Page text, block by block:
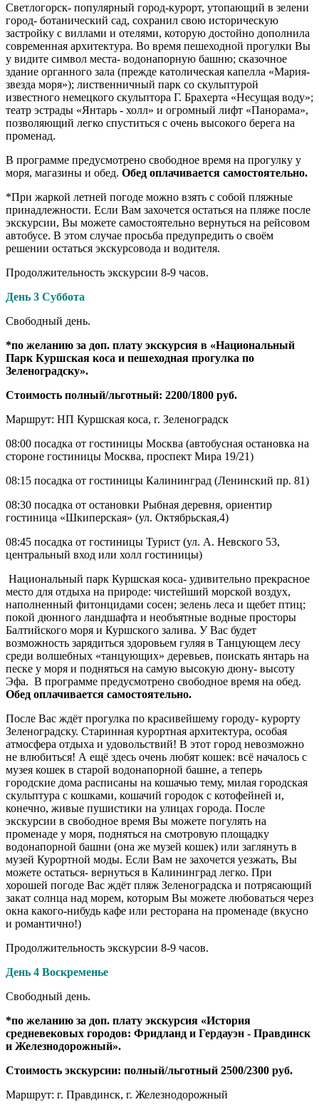
Светлогорск- популярный город-курорт, утопающий в зелени
город- ботанический сад, сохранил свою историческую
застройку с виллами и отелями, которую достойно дополнила
современная архитектура. Во время пешеходной прогулки Вы
у видите символ места- водонапорную башню; сказочное
здание органного зала (прежде католическая капелла «Мария-
звезда моря»); лиственничный парк со скульптурой
известного немецкого скульптора Г. Брахерта «Несущая воду»;
театр эстрады «Янтарь - холл» и огромный лифт «Панорама»,
позволяющий легко спуститься с очень высокого берега на
променад.
В программе предусмотрено свободное время на прогулку у
моря, магазины и обед. Обед оплачивается самостоятельно.
*При жаркой летней погоде можно взять с собой пляжные
принадлежности. Если Вам захочется остаться на пляже после
экскурсии, Вы можете самостоятельно вернуться на рейсовом
автобусе. В этом случае просьба предупредить о своём
решении остаться экскурсовода и водителя.
Продолжительность экскурсии 8-9 часов.
День 3 Суббота
Свободный день.
*по желанию за доп. плату экскурсия в «Национальный
Парк Куршская коса и пешеходная прогулка по
Зеленоградску».
Стоимость полный/льготный: 2200/1800 руб.
Маршрут: НП Куршская коса, г. Зеленоградск
08:00 посадка от гостиницы Москва (автобусная остановка на
стороне гостиницы Москва, проспект Мира 19/21)
08:15 посадка от гостиницы Калининград (Ленинский пр. 81)
08:30 посадка от остановки Рыбная деревня, ориентир
гостиница «Шкиперская» (ул. Октябрьская,4)
08:45 посадка от гостиницы Турист (ул. А. Невского 53,
центральный вход или холл гостиницы)
Национальный парк Куршская коса- удивительно прекрасное
место для отдыха на природе: чистейший морской воздух,
наполненный фитонцидами сосен; зелень леса и щебет птиц;
покой дюнного ландшафта и необъятные водные просторы
Балтийского моря и Куршского залива. У Вас будет
возможность зарядиться здоровьем гуляя в Танцующем лесу
среди волшебных «танцующих» деревьев, поискать янтарь на
песке у моря и подняться на самую высокую дюну- высоту
Эфа. В программе предусмотрено свободное время на обед.
Обед оплачивается самостоятельно.
После Вас ждёт прогулка по красивейшему городу- курорту
Зеленоградску. Старинная курортная архитектура, особая
атмосфера отдыха и удовольствий! В этот город невозможно
не влюбиться! А ещё здесь очень любят кошек: всё началось с
музея кошек в старой водонапорной башне, а теперь
городские дома расписаны на кошачью тему, милая городская
скульптура с кошками, кошачий городок с котофейней и,
конечно, живые пушистики на улицах города. После
экскурсии в свободное время Вы можете погулять на
променаде у моря, подняться на смотровую площадку
водонапорной башни (она же музей кошек) или заглянуть в
музей Курортной моды. Если Вам не захочется уезжать, Вы
можете остаться- вернуться в Калининград легко. При
хорошей погоде Вас ждёт пляж Зеленоградска и потрясающий
закат солнца над морем, которым Вы можете любоваться через
окна какого-нибудь кафе или ресторана на променаде (вкусно
и романтично!)
Продолжительность экскурсии 8-9 часов.
День 4 Воскременье
Свободный день.
*по желанию за доп. плату экскурсия «История
средневековых городов: Фридланд и Гердауэн - Правдинск
и Железнодорожный».
Стоимость экскурсии: полный/льготный 2500/2300 руб.
Маршрут: г. Правдинск, г. Железнодорожный